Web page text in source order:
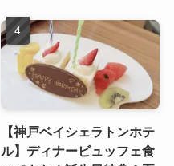
【神戸ベイシェラトンホテ
ル】ディナービュッフェ食